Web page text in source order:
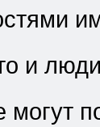
и
могут